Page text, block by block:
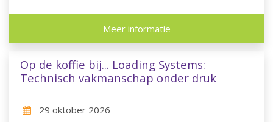
Meer informatie
Op de koffie bij... Loading Systems:
Technisch vakmanschap onder druk
29 oktober 2026